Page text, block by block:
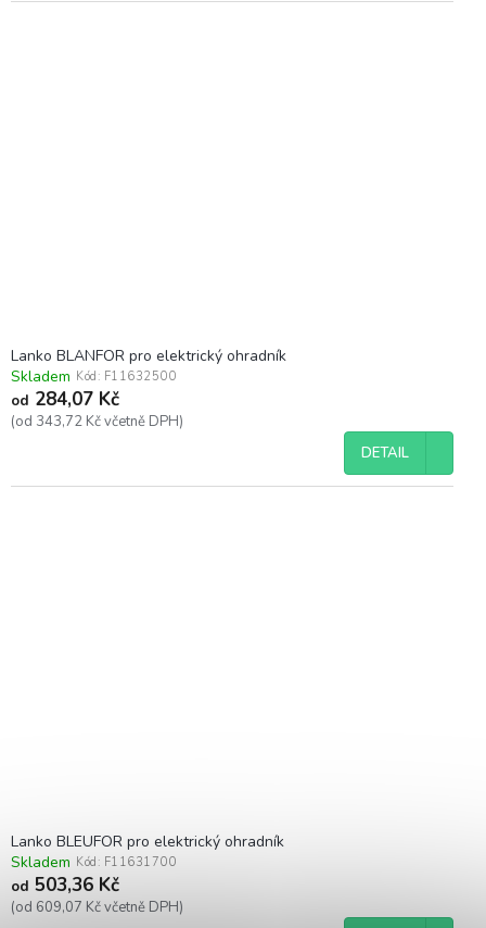
Lanko BLANFOR pro elektrický ohradník
Skladem Kód: F11632500
od 284,07 Kč
(od 343,72 Kč včetně DPH)
DETAIL
Lanko BLEUFOR pro elektrický ohradník
Skladem Kód: F11631700
od 503,36 Kč
(od 609,07 Kč včetně DPH)